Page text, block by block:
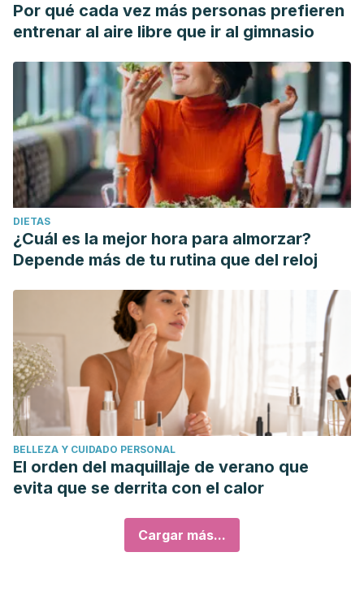
Por qué cada vez más personas prefieren
entrenar al aire libre que ir al gimnasio
DIETAS
¿Cuál es la mejor hora para almorzar?
Depende más de tu rutina que del reloj
BELLEZA Y CUIDADO PERSONAL
El orden del maquillaje de verano que
evita que se derrita con el calor
Cargar más...